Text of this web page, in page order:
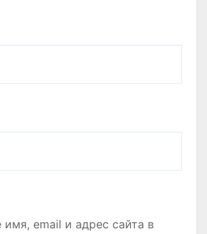
email и адрес сайта в